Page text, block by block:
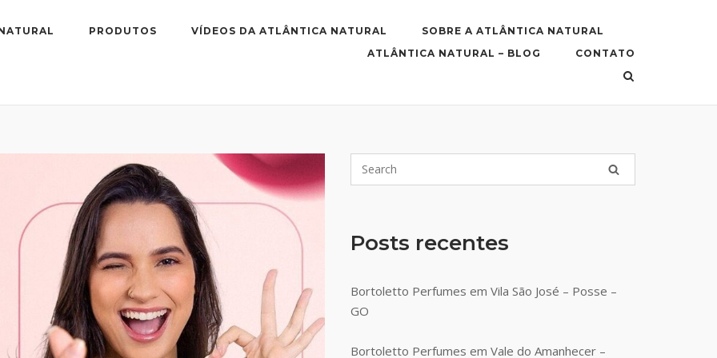
PRODUTOS VÍDEOS DA ATLÂNTICA NATURAL
SOBRE A ATLÂNTICA NATURAL
ATLÂNTICA NATURAL – BLOG
CONTATO
Posts recentes
Bortoletto Perfumes em Vila São José – Posse –
GO
Bortoletto Perfumes em Vale do Amanhecer –